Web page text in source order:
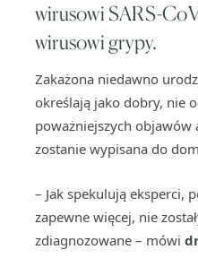
wirusowi SARS-
wirusowi grypy.
Zakażona niedawno
określają jako dobry, nie
poważniejszych objawów
zostanie wypisana do
– Jak spekulują eksperci,
zapewne więcej, nie
zdiagnozowane – mówi